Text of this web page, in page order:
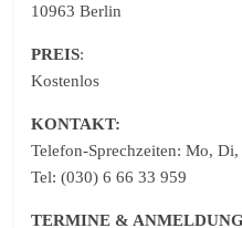
10963 Berlin
PREIS:
Kostenlos
KONTAKT:
Telefon-Sprechzeiten: Mo,
Tel: (030) 6 66 33 959
TERMINE &